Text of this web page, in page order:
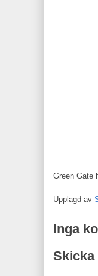
Green Gate
Upplagd av
Inga
Skicka